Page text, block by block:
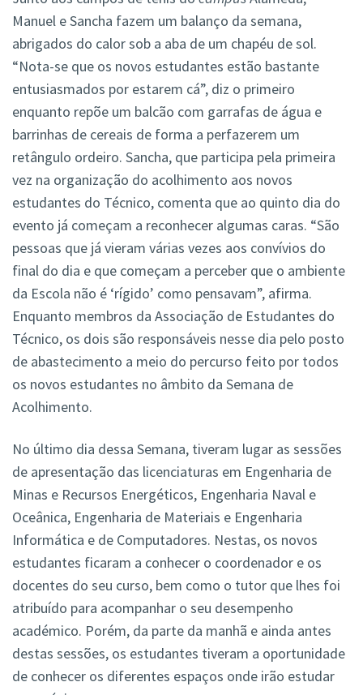
Manuel e Sancha fazem um balanço da semana,
abrigados do calor sob a aba de um chapéu de sol.
“Nota-se que os novos estudantes estão bastante
entusiasmados por estarem cá”, diz o primeiro
enquanto repõe um balcão com garrafas de água e
barrinhas de cereais de forma a perfazerem um
retângulo ordeiro. Sancha, que participa pela primeira
vez na organização do acolhimento aos novos
estudantes do Técnico, comenta que ao quinto dia do
evento já começam a reconhecer algumas caras. “São
pessoas que já vieram várias vezes aos convívios do
final do dia e que começam a perceber que o ambiente
da Escola não é ‘rígido’ como pensavam”, afirma.
Enquanto membros da Associação de Estudantes do
Técnico, os dois são responsáveis nesse dia pelo posto
de abastecimento a meio do percurso feito por todos
os novos estudantes no âmbito da Semana de
Acolhimento.
No último dia dessa Semana, tiveram lugar as sessões
de apresentação das licenciaturas em Engenharia de
Minas e Recursos Energéticos, Engenharia Naval e
Oceânica, Engenharia de Materiais e Engenharia
Informática e de Computadores. Nestas, os novos
estudantes ficaram a conhecer o coordenador e os
docentes do seu curso, bem como o tutor que lhes foi
atribuído para acompanhar o seu desempenho
académico. Porém, da parte da manhã e ainda antes
destas sessões, os estudantes tiveram a oportunidade
de conhecer os diferentes espaços onde irão estudar